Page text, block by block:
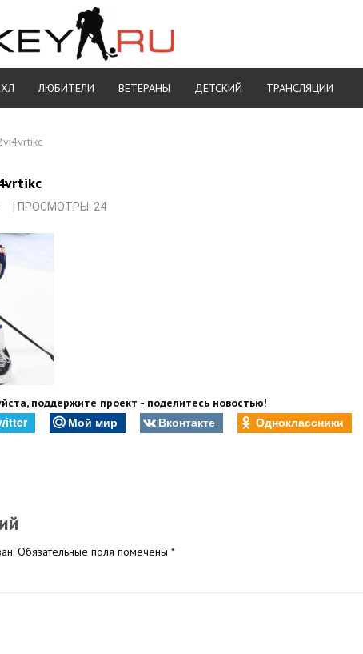
ЛЮБИТЕЛИ ВЕТЕРАНЫ ДЕТСКИЙ ТРАНСЛЯЦИИ
| ПРОСМОТРЫ: 24
поддержите проект - поделитесь новостью!
Мой мир Вконтакте Одноклассники
Обязательные поля помечены *